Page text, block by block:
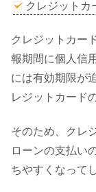
クレジットカ
クレジットカー
報期間に個人信
には有効期限が
レジットカード
そのため、クレ
ローンの支払い
ちやすくなって